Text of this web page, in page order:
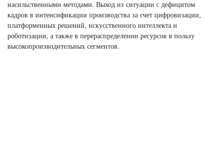
насильственными методами. Выход из ситуации с дефицитом
кадров в интенсификации производства за счет цифровизации,
платформенных решений, искусственного интеллекта и
роботизации, а также в перераспределении ресурсов в пользу
высокопроизводительных сегментов.